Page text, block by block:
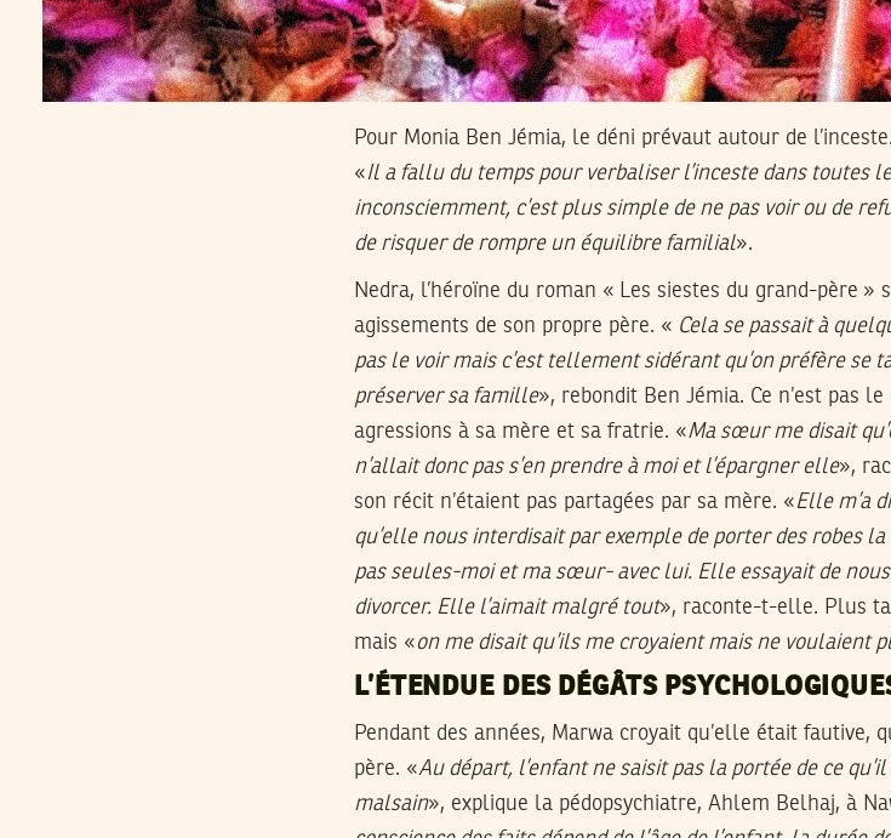
Pour Monia Ben Jémia, le déni prévaut autour de
«Il a fallu du temps pour verbaliser l’inceste dans toutes
inconsciemment, c’est plus simple de ne pas voir ou de
de risquer de rompre un équilibre familial».
Nedra, l’héroïne du roman « Les siestes du grand-père »
agissements de son propre père. « Cela se passait à
pas le voir mais c’est tellement sidérant qu’on préfère se
préserver sa famille», rebondit Ben Jémia. Ce n’est pas
agressions à sa mère et sa fratrie. «Ma sœur me disait
n’allait donc pas s’en prendre à moi et l’épargner elle»,
son récit n’étaient pas partagées par sa mère. «Elle m’a
qu’elle nous interdisait par exemple de porter des robes
pas seules-moi et ma sœur- avec lui. Elle essayait de
divorcer. Elle l’aimait malgré tout», raconte-t-elle. Plus
mais «on me disait qu’ils me croyaient mais ne voulaient
L’ÉTENDUE DES DÉGÂTS
Pendant des années, Marwa croyait qu’elle était fautive,
père. «Au départ, l’enfant ne saisit pas la portée de ce
malsain», explique la pédopsychiatre, Ahlem Belhaj, à